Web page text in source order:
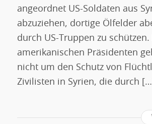
angeordnet US-Soldaten aus
abzuziehen, dortige Ölfelder
durch US-Truppen zu schützen.
amerikanischen Präsidenten
nicht um den Schutz von
Zivilisten in Syrien, die durch […]